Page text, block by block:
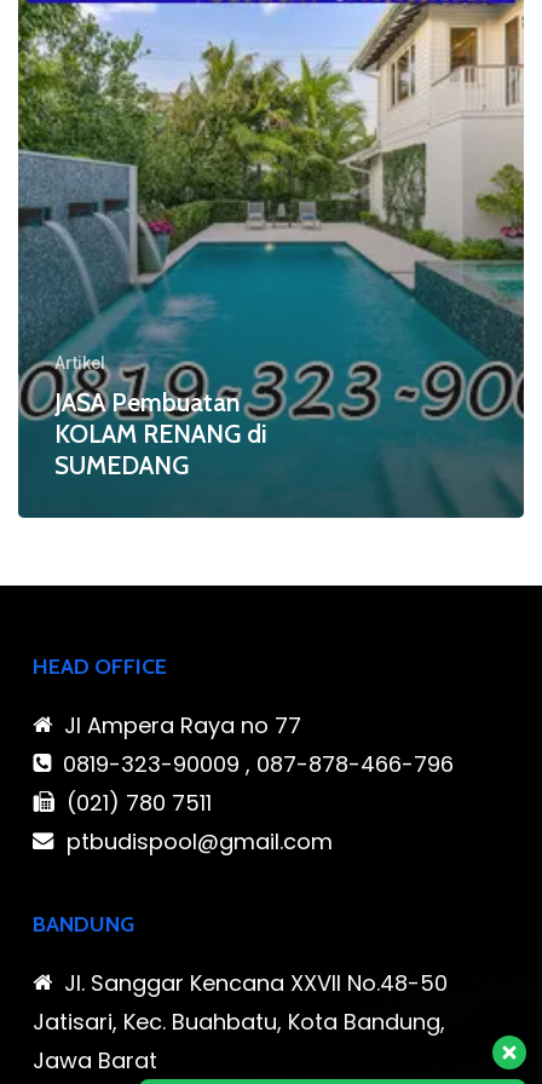
di
SUMEDANG
Artikel
JASA Pembuatan
KOLAM RENANG di
SUMEDANG
HEAD OFFICE
Jl Ampera Raya no 77
0819-323-90009 , 087-878-466-796
(021) 780 7511
ptbudispool@gmail.com
BANDUNG
Jl. Sanggar Kencana XXVII No.48-50
Jatisari, Kec. Buahbatu, Kota Bandung,
Jawa Barat